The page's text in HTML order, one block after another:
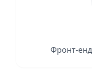
Фронт-